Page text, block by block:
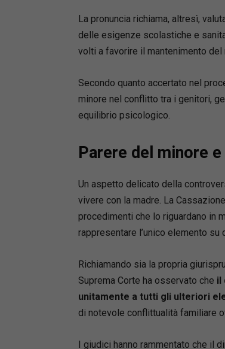
La pronuncia richiama, altresì,
delle esigenze scolastiche e
volti a favorire il mantenimento del
Secondo quanto accertato nel
minore nel conflitto tra i genitori,
equilibrio psicologico.
Parere del minore
Un aspetto delicato della
vivere con la madre. La
procedimenti che lo riguardano in
rappresentare l’unico elemento
Richiamando sia la propria
Suprema Corte ha osservato che il
unitamente a tutti gli ulteriori
di notevole conflittualità familiare
I giudici hanno rammentato che il